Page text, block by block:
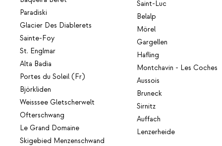
Paradiski
Glacier Des Diablerets
Sainte-Foy
St. Englmar
Alta Badia
Portes du Soleil (Fr)
Björkliden
Weisssee Gletscherwelt
Ofterschwang
Le Grand Domaine
Skigebied Menzenschwand
Saint-Luc
Belalp
Mörel
Gargellen
Hafling
Montchavin - Les Coches
Aussois
Bruneck
Sirnitz
Auffach
Lenzerheide